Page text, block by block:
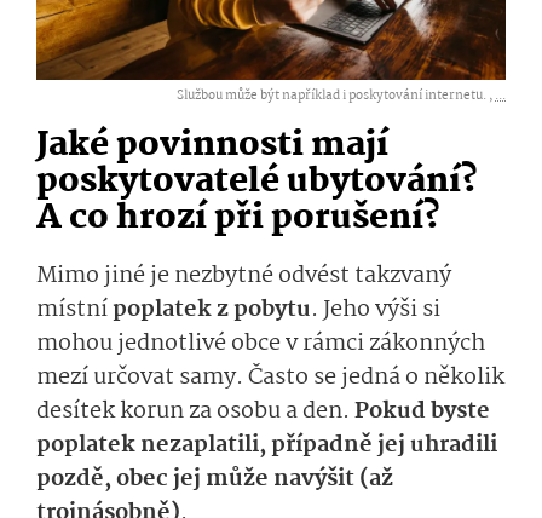
Službou může být například i poskytování internetu. ,...
Jaké povinnosti mají
poskytovatelé ubytování?
A co hrozí při porušení?
Mimo jiné je nezbytné odvést takzvaný
místnípoplatek z pobytu. Jeho výši si
mohou jednotlivé obce v rámci zákonných
mezí určovat samy. Často se jedná o několik
desítek korun za osobu a den. Pokud byste
poplatek nezaplatili, případně jej uhradili
pozdě, obec jej může navýšit (až